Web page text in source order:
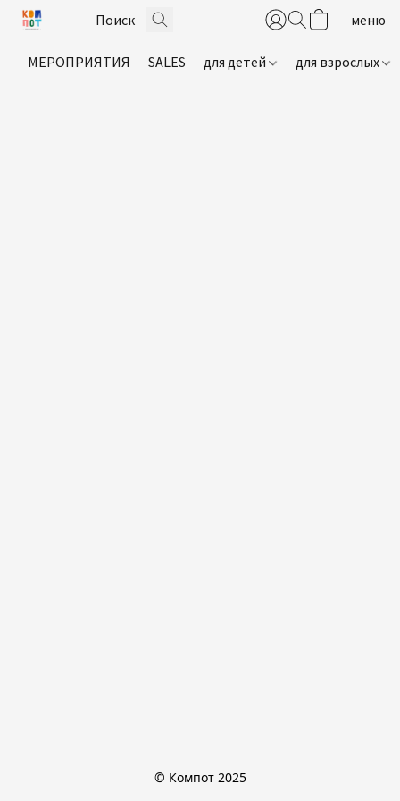
МЕРОПРИЯТИЯ SALES для детей для взрослых
© Компот 2025